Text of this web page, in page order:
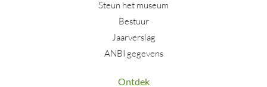
Steun het museum
Bestuur
Jaarverslag
ANBI gegevens
Ontdek